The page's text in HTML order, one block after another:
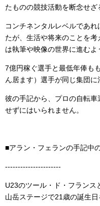
たものの競技活動を断念せざ
コンチネンタルレベルであ
たが、生活や将来のことを
は執筆や映像の世界に進むよ
7億円稼ぐ選手と最低年俸も
ん居ます）選手が同じ集団に
彼の手記から、プロの自転
せずにはいられません。
■アラン・フェランの手記中
----------------------
U23のツール・ド・フラン
山岳ステージで21歳の誕生